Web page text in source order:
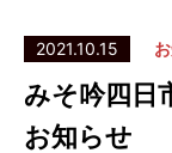
2021.10.15
みそ吟四日
お知らせ